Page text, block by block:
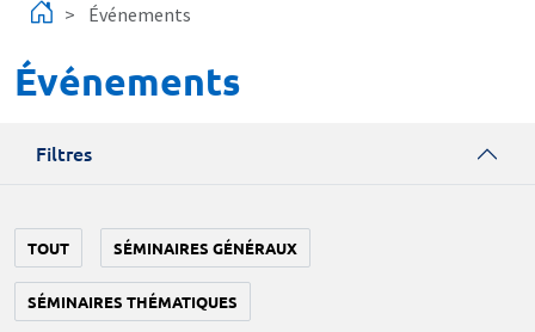
Événements
Événements
Filtres
TOUT SÉMINAIRES GÉNÉRAUX
SÉMINAIRES THÉMATIQUES